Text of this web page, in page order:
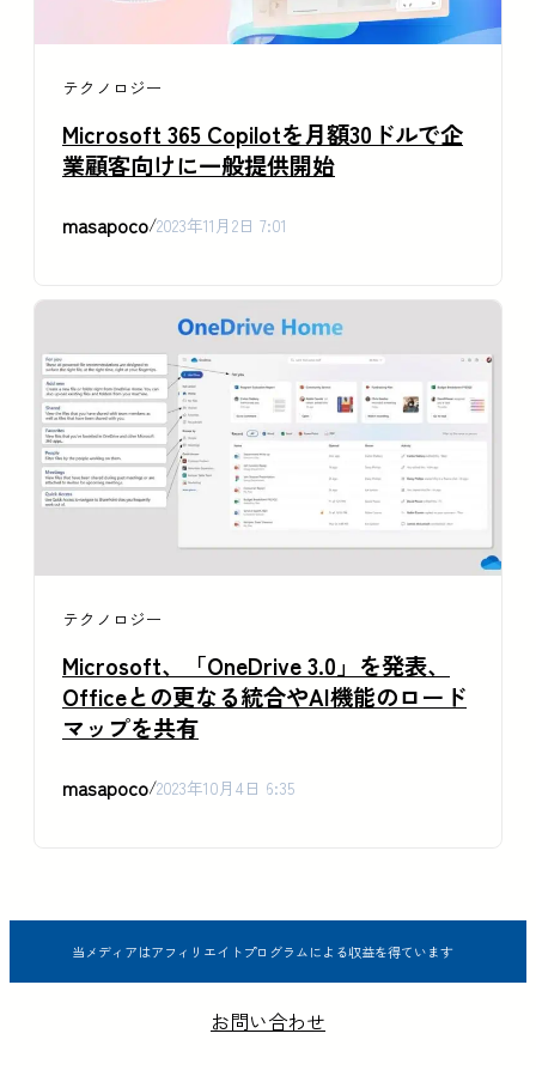
テクノロジー
Microsoft 365 Copilotを月額30ドルで企
業顧客向けに一般提供開始
masapoco/2023年11月2日 7:01
テクノロジー
Microsoft、「OneDrive 3.0」を発表、
Officeとの更なる統合やAI機能のロード
マップを共有
masapoco/2023年10月4日 6:35
当メディアはアフィリエイトプログラムによる収益を得ています
お問い合わせ